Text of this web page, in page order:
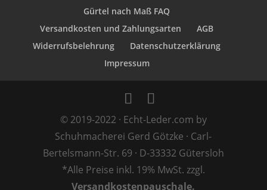
Gürtel nach Maß FAQ
Versandkosten und Zahlungsarten
AGB
Widerrufsbelehrung
Datenschutzerklärung
Impressum
© 2019-2022 · Echt-Leder.com by
Schuhmacherei Gerd Götzke · Carl-
Bertelsmann-Str. 69 · D-33332 Gütersloh
*Alle Preise inkl. 19% MwSt. zzgl.
Versandkostenpauschale.